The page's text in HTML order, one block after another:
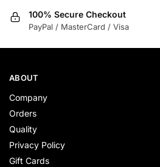
100% Secure Checkout
PayPal / MasterCard / Visa
ABOUT
Company
Orders
Quality
Privacy Policy
Gift Cards